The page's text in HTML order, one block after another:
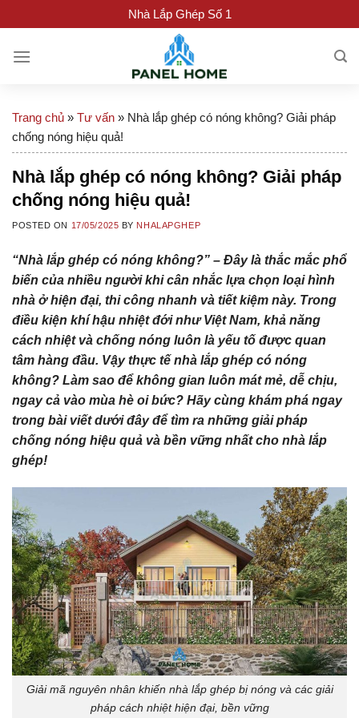
to
content
Nhà Lắp Ghép Số 1
Trang chủ » Tư vấn » Nhà lắp ghép có nóng không? Giải pháp
chống nóng hiệu quả!
Nhà lắp ghép có nóng không? Giải pháp
chống nóng hiệu quả!
POSTED ON 17/05/2025 BY NHALAPGHEP
“Nhà lắp ghép có nóng không?” – Đây là thắc mắc phổ
biến của nhiều người khi cân nhắc lựa chọn loại hình
nhà ở hiện đại, thi công nhanh và tiết kiệm này. Trong
điều kiện khí hậu nhiệt đới như Việt Nam, khả năng
cách nhiệt và chống nóng luôn là yếu tố được quan
tâm hàng đầu. Vậy thực tế nhà lắp ghép có nóng
không? Làm sao để không gian luôn mát mẻ, dễ chịu,
ngay cả vào mùa hè oi bức? Hãy cùng khám phá ngay
trong bài viết dưới đây để tìm ra những giải pháp
chống nóng hiệu quả và bền vững nhất cho nhà lắp
ghép!
Giải mã nguyên nhân khiến nhà lắp ghép bị nóng và các giải
pháp cách nhiệt hiện đại, bền vững